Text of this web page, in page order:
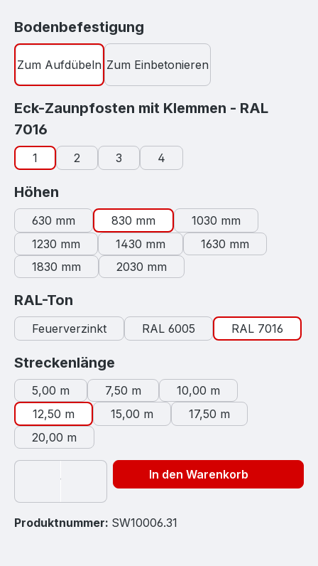
Bodenbefestigung
Zum Aufdübeln Zum Einbetonieren
Eck-Zaunpfosten mit Klemmen - RAL
7016
1 2 3 4
Höhen
630 mm 830 mm
1030 mm
1230 mm
1430 mm
1630 mm
1830 mm
2030 mm
RAL-Ton
Feuerverzinkt RAL 6005 RAL 7016
Streckenlänge
5,00 m 7,50 m
10,00 m
12,50 m
15,00 m
17,50 m
20,00 m
In den Warenkorb
Produktnummer: SW10006.31